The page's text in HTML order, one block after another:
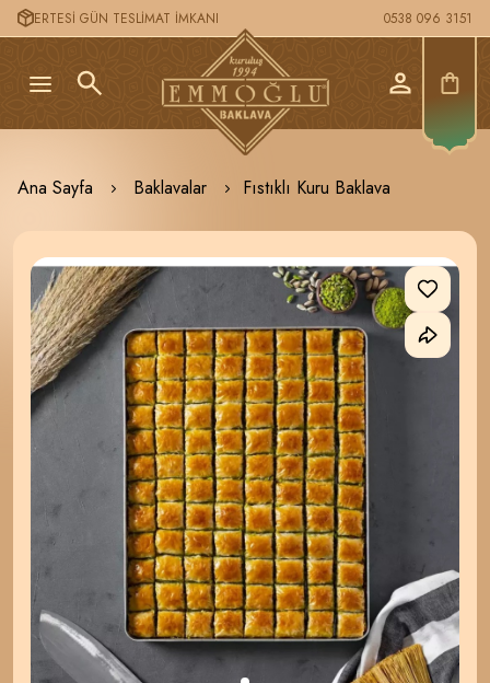
ERTESİ GÜN TESLİMAT İMKANI 0538 096 3151
Ana Sayfa Baklavalar Fıstıklı Kuru Baklava